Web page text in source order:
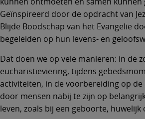
Geïnspireerd door de opdracht van
Blijde Boodschap van het Evangelie
begeleiden op hun levens- en
Dat doen we op vele manieren: in de
eucharistieviering, tijdens
activiteiten, in de voorbereiding op de
door mensen nabij te zijn op
leven, zoals bij een geboorte, huwelijk